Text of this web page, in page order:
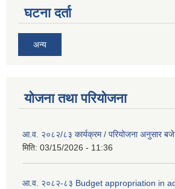
घटना दर्ता
अन्य
योजना तथा परियोजना
आ.व. २०८२/८३ कार्यक्रम / परियोजना अनुसार
मिति: 03/15/2026 - 11:36
आ.व. २०८२-८३ Budget appropriation in